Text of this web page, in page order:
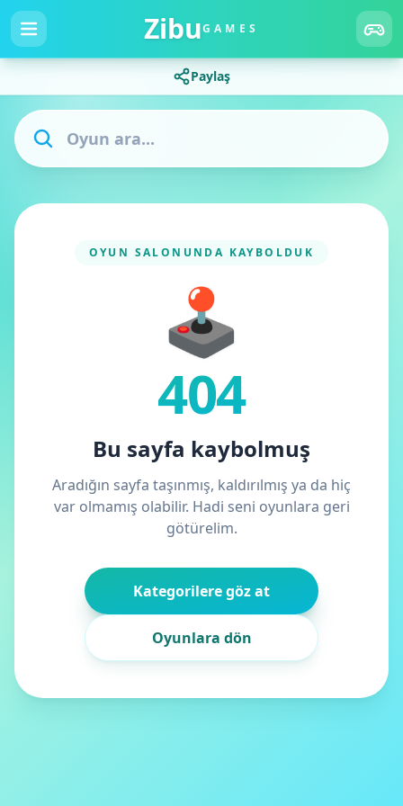
ZibuGAMES
Paylaş
OYUN SALONUNDA KAYBOLDUK
🕹️
404
Bu sayfa kaybolmuş
Aradığın sayfa taşınmış, kaldırılmış ya da hiç
var olmamış olabilir. Hadi seni oyunlara geri
götürelim.
Kategorilere göz at
Oyunlara dön